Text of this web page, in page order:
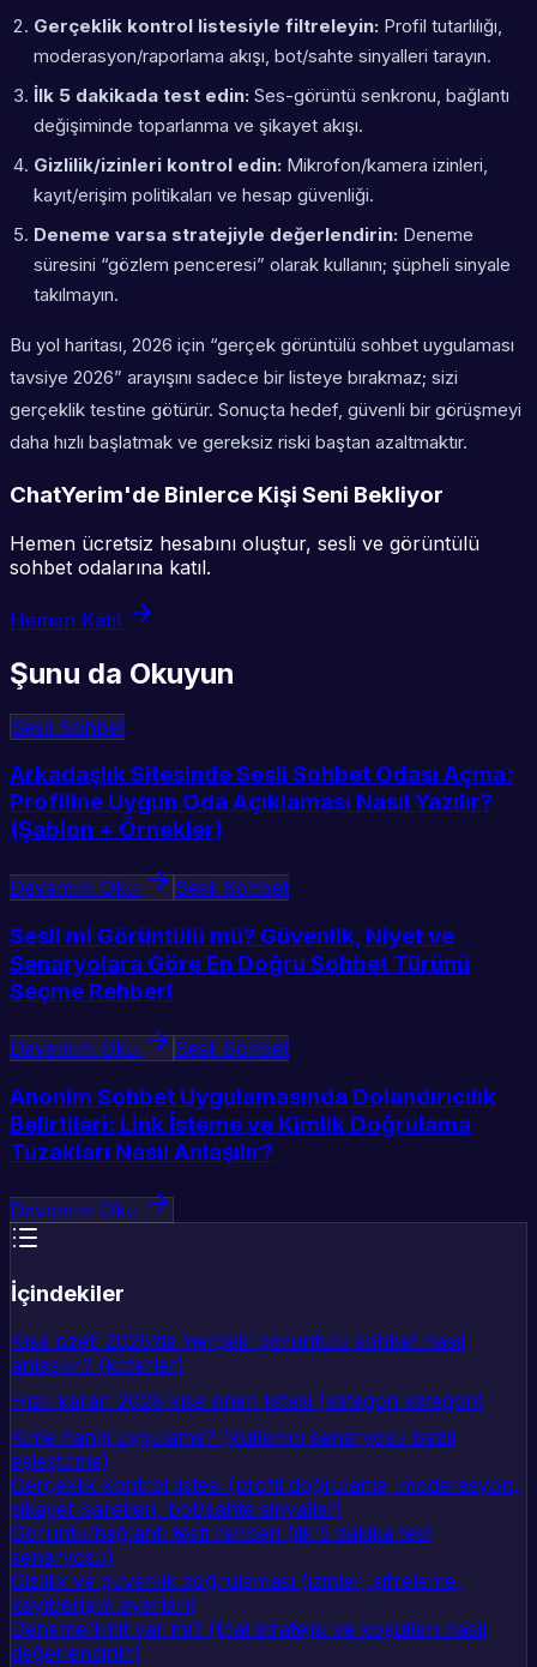
Gerçeklik kontrol listesiyle filtreleyin: Profil tutarlılığı,
moderasyon/raporlama akışı, bot/sahte sinyalleri tarayın.
İlk 5 dakikada test edin: Ses-görüntü senkronu, bağlantı
değişiminde toparlanma ve şikayet akışı.
Gizlilik/izinleri kontrol edin: Mikrofon/kamera izinleri,
kayıt/erişim politikaları ve hesap güvenliği.
Deneme varsa stratejiyle değerlendirin: Deneme
süresini “gözlem penceresi” olarak kullanın; şüpheli sinyale
takılmayın.
Bu yol haritası, 2026 için “gerçek görüntülü sohbet uygulaması
tavsiye 2026” arayışını sadece bir listeye bırakmaz; sizi
gerçeklik testine götürür. Sonuçta hedef, güvenli bir görüşmeyi
daha hızlı başlatmak ve gereksiz riski baştan azaltmaktır.
ChatYerim'de Binlerce Kişi Seni Bekliyor
Hemen ücretsiz hesabını oluştur, sesli ve görüntülü
sohbet odalarına katıl.
Hemen Katıl
Şunu da Okuyun
Sesli Sohbet
Arkadaşlık Sitesinde Sesli Sohbet Odası Açma:
Profiline Uygun Oda Açıklaması Nasıl Yazılır?
(Şablon + Örnekler)
Devamını Oku Sesli Sohbet
Sesli mi Görüntülü mü? Güvenlik, Niyet ve
Senaryolara Göre En Doğru Sohbet Türünü
Seçme Rehberi
Devamını Oku Sesli Sohbet
Anonim Sohbet Uygulamasında Dolandırıcılık
Belirtileri: Link İsteme ve Kimlik Doğrulama
Tuzakları Nasıl Anlaşılır?
Devamını Oku
İçindekiler
Kısa özet: 2026’da ‘gerçek’ görüntülü sohbet nasıl
anlaşılır? (kriterler)
Hızlı karar: 2026 kısa öneri listesi (kategori kategori)
Kime hangi uygulama? (kullanıcı senaryosu bazlı
eşleştirme)
Gerçeklik kontrol listesi (profil doğrulama, moderasyon,
şikayet işaretleri, bot/sahte sinyaller)
Görüntü/bağlantı testi rehberi (ilk 5 dakika test
senaryosu)
Gizlilik ve güvenlik doğrulaması (izinler, şifreleme,
kayıt/erişim ayarları)
Deneme/limit var mı? (trial stratejisi ve koşulları nasıl
değerlendirilir)